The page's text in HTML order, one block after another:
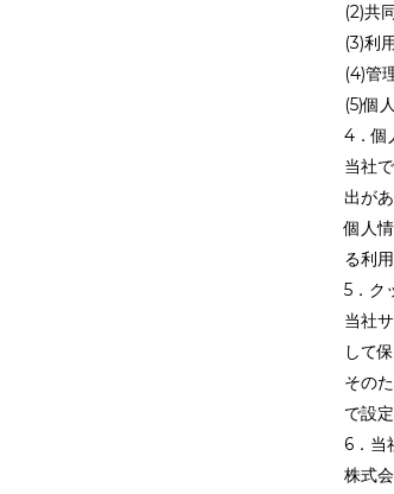
(2)共
(3)利
(4)管
(5)個
4．個
当社
出が
個人
る利
5．ク
当社
して
その
で設
6．当
株式